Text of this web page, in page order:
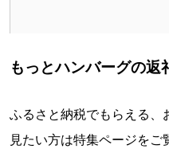
もっとハンバーグの返
ふるさと納税でもらえる、
見たい方は特集ページをご